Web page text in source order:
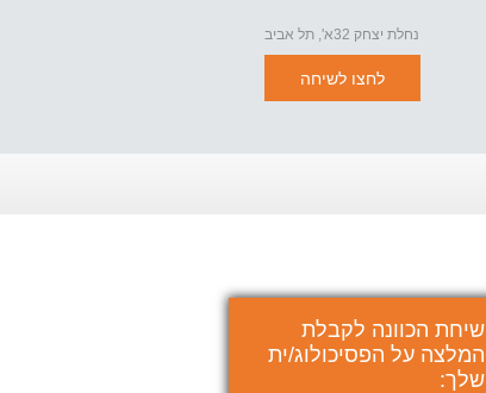
נחלת יצחק 32א', תל אביב
לחצו לשיחה
שיחת הכוונה לקבלת
המלצה על הפסיכולוג/ית
שלך: